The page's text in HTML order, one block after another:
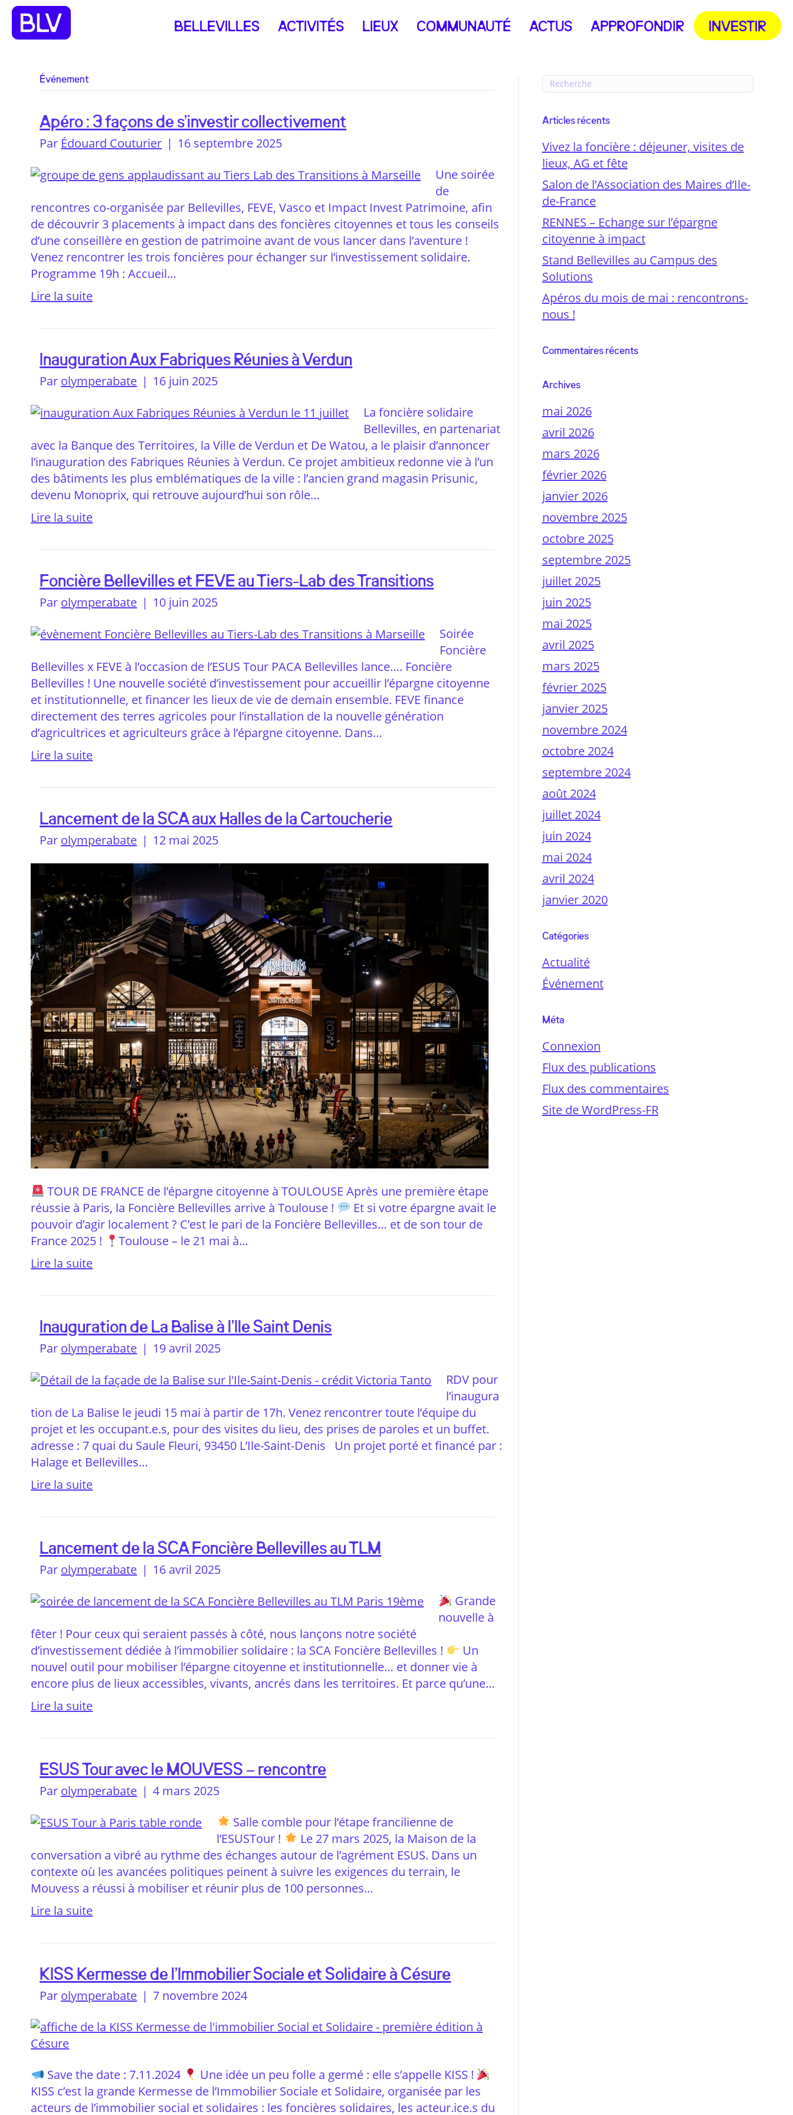
BELLEVILLES ACTIVITÉS LIEUX COMMUNAUTÉ ACTUS APPROFONDIR INVESTIR
Événement
Apéro : 3 façons de s’investir collectivement
Par Édouard Couturier | 16 septembre 2025
Une soirée
de
rencontres co-organisée par Bellevilles, FEVE, Vasco et Impact Invest Patrimoine, afin
de découvrir 3 placements à impact dans des foncières citoyennes et tous les conseils
d’une conseillère en gestion de patrimoine avant de vous lancer dans l’aventure !
Venez rencontrer les trois foncières pour échanger sur l’investissement solidaire.
Programme 19h : Accueil…
Lire la suite
Inauguration Aux Fabriques Réunies à Verdun
Par olymperabate | 16 juin 2025
La foncière solidaire
Bellevilles, en partenariat
avec la Banque des Territoires, la Ville de Verdun et De Watou, a le plaisir d’annoncer
l’inauguration des Fabriques Réunies à Verdun. Ce projet ambitieux redonne vie à l’un
des bâtiments les plus emblématiques de la ville : l’ancien grand magasin Prisunic,
devenu Monoprix, qui retrouve aujourd’hui son rôle…
Lire la suite
Foncière Bellevilles et FEVE au Tiers-Lab des Transitions
Par olymperabate | 10 juin 2025
Soirée
Foncière
Bellevilles x FEVE à l’occasion de l’ESUS Tour PACA Bellevilles lance…. Foncière
Bellevilles ! Une nouvelle société d’investissement pour accueillir l’épargne citoyenne
et institutionnelle, et financer les lieux de vie de demain ensemble. FEVE finance
directement des terres agricoles pour l’installation de la nouvelle génération
d’agricultrices et agriculteurs grâce à l’épargne citoyenne. Dans…
Lire la suite
Lancement de la SCA aux Halles de la Cartoucherie
Par olymperabate | 12 mai 2025
TOUR DE FRANCE de l’épargne citoyenne à TOULOUSE Après une première étape
réussie à Paris, la Foncière Bellevilles arrive à Toulouse !
Et si votre épargne avait le
pouvoir d’agir localement ? C’est le pari de la Foncière Bellevilles… et de son tour de
France 2025 !
Toulouse – le 21 mai à…
Lire la suite
Inauguration de La Balise à l’Ile Saint Denis
Par olymperabate | 19 avril 2025
RDV pour
l’inaugura
tion de La Balise le jeudi 15 mai à partir de 17h. Venez rencontrer toute l’équipe du
projet et les occupant.e.s, pour des visites du lieu, des prises de paroles et un buffet.
adresse : 7 quai du Saule Fleuri, 93450 L’Ile-Saint-Denis Un projet porté et financé par :
Halage et Bellevilles…
Lire la suite
Lancement de la SCA Foncière Bellevilles au TLM
Par olymperabate | 16 avril 2025
Grande
nouvelle à
fêter ! Pour ceux qui seraient passés à côté, nous lançons notre société
d’investissement dédiée à l’immobilier solidaire : la SCA Foncière Bellevilles !
Un
nouvel outil pour mobiliser l’épargne citoyenne et institutionnelle… et donner vie à
encore plus de lieux accessibles, vivants, ancrés dans les territoires. Et parce qu’une…
Lire la suite
ESUS Tour avec le MOUVESS – rencontre
Par olymperabate | 4 mars 2025
Salle comble pour l’étape francilienne de
l’ESUSTour !
Le 27 mars 2025, la Maison de la
conversation a vibré au rythme des échanges autour de l’agrément ESUS. Dans un
contexte où les avancées politiques peinent à suivre les exigences du terrain, le
Mouvess a réussi à mobiliser et réunir plus de 100 personnes…
Lire la suite
KISS Kermesse de l’Immobilier Sociale et Solidaire à Césure
Par olymperabate | 7 novembre 2024
Save the date : 7.11.2024
Une idée un peu folle a germé : elle s’appelle KISS !
KISS c’est la grande Kermesse de l’Immobilier Sociale et Solidaire, organisée par les
acteurs de l’immobilier social et solidaires : les foncières solidaires, les acteur.ice.s du
Articles récents
Vivez la foncière : déjeuner, visites de
lieux, AG et fête
Salon de l’Association des Maires d’Ile-
de-France
RENNES – Echange sur l’épargne
citoyenne à impact
Stand Bellevilles au Campus des
Solutions
Apéros du mois de mai : rencontrons-
nous !
Commentaires récents
Archives
mai 2026
avril 2026
mars 2026
février 2026
janvier 2026
novembre 2025
octobre 2025
septembre 2025
juillet 2025
juin 2025
mai 2025
avril 2025
mars 2025
février 2025
janvier 2025
novembre 2024
octobre 2024
septembre 2024
août 2024
juillet 2024
juin 2024
mai 2024
avril 2024
janvier 2020
Catégories
Actualité
Événement
Méta
Connexion
Flux des publications
Flux des commentaires
Site de WordPress-FR